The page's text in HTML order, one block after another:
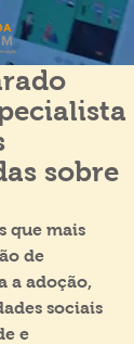
sobre
que mais
de
a adoção,
sociais
e